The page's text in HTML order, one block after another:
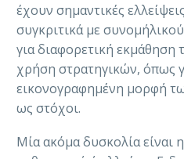
έχουν σημαντικές
συγκριτικά με
για διαφορετική
χρήση στρατηγικών, όπως
εικονογραφημένη μορφή
ως στόχοι.
Μία ακόμα δυσκολία είναι